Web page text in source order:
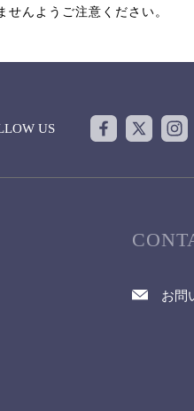
んようご注意ください。
US
お問